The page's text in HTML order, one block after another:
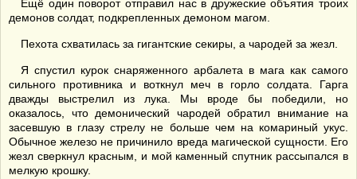
Ещё один поворот отправил нас в дружеские объятия троих
демонов солдат, подкрепленных демоном магом.
Пехота схватилась за гигантские секиры, а чародей за жезл.
Я спустил курок снаряженного арбалета в мага как самого
сильного противника и воткнул меч в горло солдата. Гарга
дважды выстрелил из лука. Мы вроде бы победили, но
оказалось, что демонический чародей обратил внимание на
засевшую в глазу стрелу не больше чем на комариный укус.
Обычное железо не причинило вреда магической сущности. Его
жезл сверкнул красным, и мой каменный спутник рассыпался в
мелкую крошку.